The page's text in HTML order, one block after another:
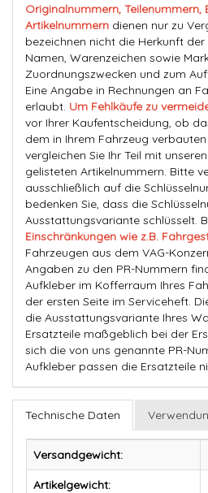
Originalnummern, Teilenummern,
Artikelnummern dienen nur zu
bezeichnen nicht die Herkunft
Namen, Warenzeichen sowie
Zuordnungszwecken und zum
Eine Angabe in Rechnungen an
erlaubt. Um Fehlkäufe zu
vor Ihrer Kaufentscheidung, ob
dem in Ihrem Fahrzeug
vergleichen Sie Ihr Teil mit
gelisteten Artikelnummern. Bitte
ausschließlich auf die
bedenken Sie, dass die
Ausstattungsvariante schlüsselt.
Einschränkungen wie z.B.
Fahrzeugen aus dem VAG-
Angaben zu den PR-Nummern
Aufkleber im Kofferraum Ihres
der ersten Seite im Serviceheft.
die Ausstattungsvariante Ihres
Ersatzteile maßgeblich bei der
sich die von uns genannte PR-
Aufkleber passen die Ersatzteile
Technische Daten
Versandgewicht:
Artikelgewicht: